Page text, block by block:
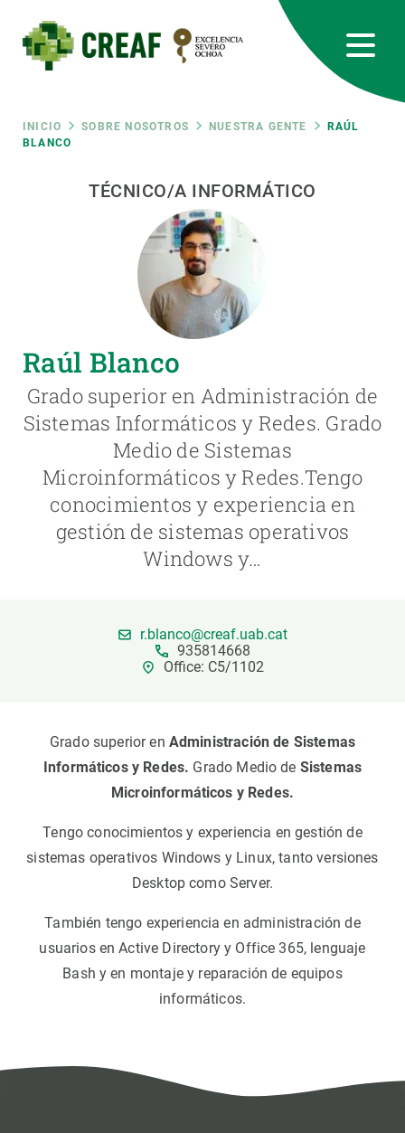
contenido
principal
Ruta
navegación
INICIO SOBRE NOSOTROS NUESTRA GENTE
RAÚL
BLANCO
TÉCNICO/A INFORMÁTICO
Raúl Blanco
Grado superior en Administración de
Sistemas Informáticos y Redes. Grado
Medio de Sistemas
Microinformáticos y Redes.Tengo
conocimientos y experiencia en
gestión de sistemas operativos
Windows y…
r.blanco@creaf.uab.cat
935814668
Office: C5/1102
Grado superior en Administración de Sistemas
Informáticos y Redes. Grado Medio de Sistemas
Microinformáticos y Redes.
Tengo conocimientos y experiencia en gestión de
sistemas operativos Windows y Linux, tanto versiones
Desktop como Server.
También tengo experiencia en administración de
usuarios en Active Directory y Office 365, lenguaje
Bash y en montaje y reparación de equipos
informáticos.
RRSS
Featured
responsive
Responsive
CIENCIA EN ACCIÓN
ÚNETE A NOSOTROS
NOTICIAS Y AGENDA